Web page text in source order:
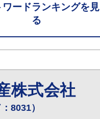
ワードランキングを見
る
株式会社
8031）